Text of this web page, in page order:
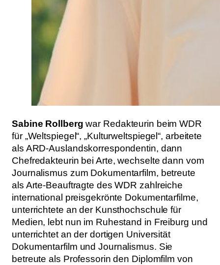
Sabine Rollberg war Redakteurin beim WDR
für „Weltspiegel“, „Kulturweltspiegel“, arbeitete
als ARD-Auslandskorrespondentin, dann
Chefredakteurin bei Arte, wechselte dann vom
Journalismus zum Dokumentarfilm, betreute
als Arte-Beauftragte des WDR zahlreiche
international preisgekrönte Dokumentarfilme,
unterrichtete an der Kunsthochschule für
Medien, lebt nun im Ruhestand in Freiburg und
unterrichtet an der dortigen Universität
Dokumentarfilm und Journalismus. Sie
betreute als Professorin den Diplomfilm von